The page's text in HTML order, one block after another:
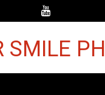
SMILE